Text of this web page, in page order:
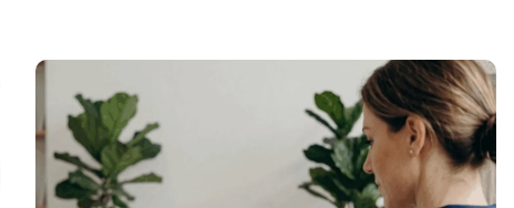
Thema Cancer Movement
Zum Beitrag 01.09.2026: Infoabend mit